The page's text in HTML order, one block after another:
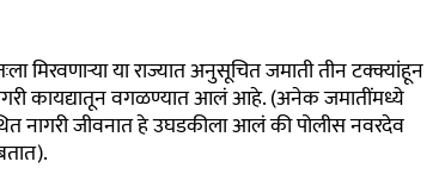
मिरवणाऱ्या या राज्यात अनुसूचित जमाती तीन टक्क्यांहून
कायद्यातून वगळण्यात आलं आहे. (अनेक जमातींमध्ये
नागरी जीवनात हे उघडकीला आलं की पोलीस नवरदेव